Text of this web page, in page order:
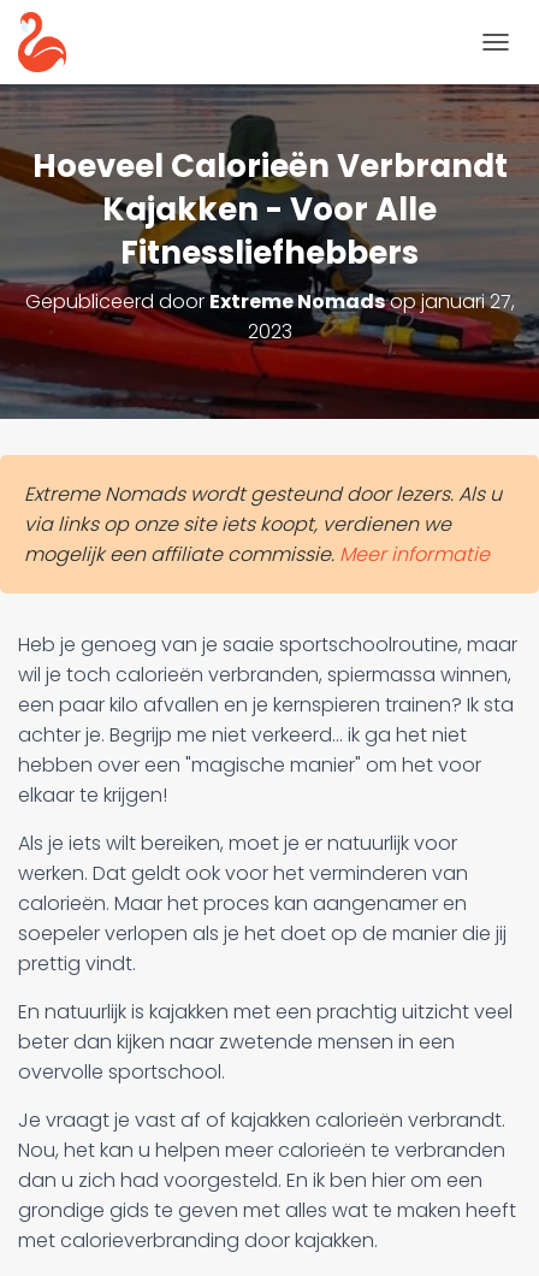
A
V
I
G
A
O
G
G
L
Hoeveel Calorieën Verbrandt
Kajakken - Voor Alle
Fitnessliefhebbers
Gepubliceerd doorExtreme Nomadsopjanuari 27,
2023
Extreme Nomads wordt gesteund door lezers. Als u
via links op onze site iets koopt, verdienen we
mogelijk een affiliate commissie. Meer informatie
Heb je genoeg van je saaie sportschoolroutine, maar
wil je toch calorieën verbranden, spiermassa winnen,
een paar kilo afvallen en je kernspieren trainen? Ik sta
achter je. Begrijp me niet verkeerd... ik ga het niet
hebben over een "magische manier" om het voor
elkaar te krijgen!
Als je iets wilt bereiken, moet je er natuurlijk voor
werken. Dat geldt ook voor het verminderen van
calorieën. Maar het proces kan aangenamer en
soepeler verlopen als je het doet op de manier die jij
prettig vindt.
En natuurlijk is kajakken met een prachtig uitzicht veel
beter dan kijken naar zwetende mensen in een
overvolle sportschool.
Je vraagt je vast af of kajakken calorieën verbrandt.
Nou, het kan u helpen meer calorieën te verbranden
dan u zich had voorgesteld. En ik ben hier om een
grondige gids te geven met alles wat te maken heeft
met calorieverbranding door kajakken.